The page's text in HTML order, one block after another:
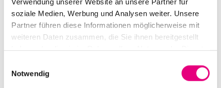
soziale Medien, Werbung und Analysen weiter. Unsere
Partner führen diese Informationen möglicherweise mit
weiteren Daten zusammen, die Sie ihnen bereitgestellt
Notwendig